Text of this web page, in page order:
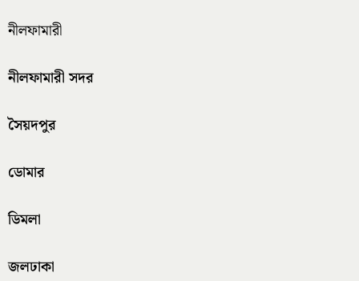
নীলফামারী
নীলফামারী সদর
সৈয়দপুর
ডোমার
ডিমলা
জলঢাকা